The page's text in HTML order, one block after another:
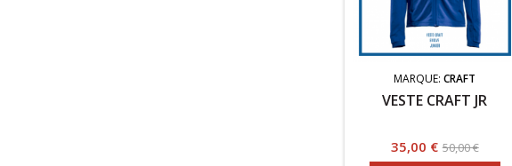
MARQUE:CRAFT
VESTE CRAFT JR
Prix
35,00 € Prix
50,00 €